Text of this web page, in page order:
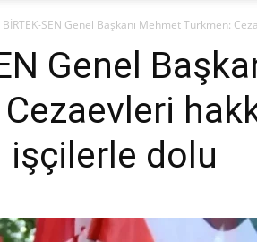
BİRTEK-SEN Genel Başkanı Mehmet Türkmen:
Genel
işçilerle dolu